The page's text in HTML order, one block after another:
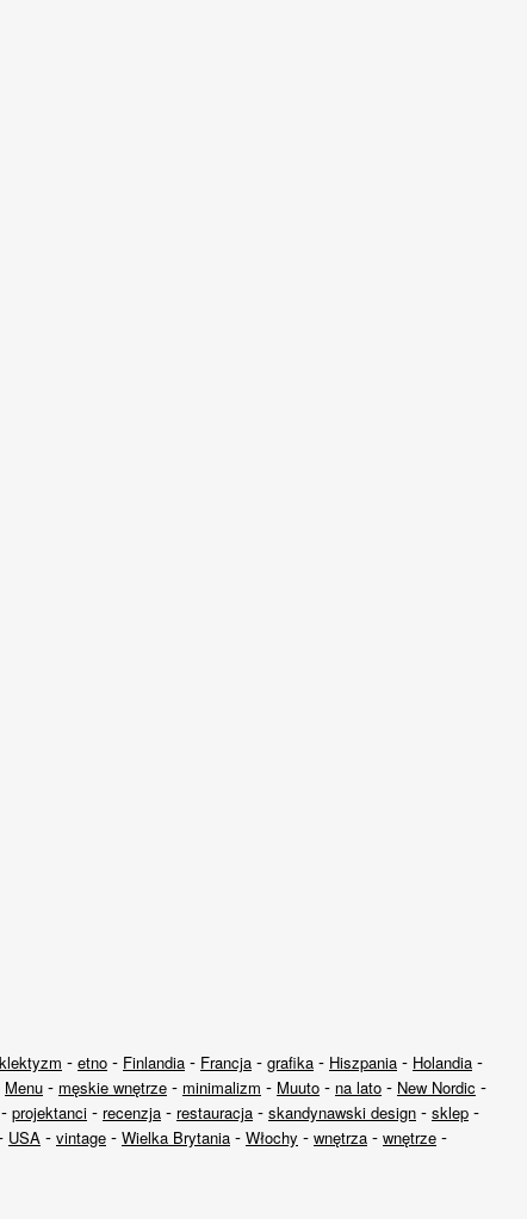
- etno - Finlandia - Francja - grafika - Hiszpania - Holandia -
Menu - męskie wnętrze - minimalizm - Muuto - na lato - New Nordic -
- projektanci - recenzja - restauracja - skandynawski design - sklep -
USA - vintage - Wielka Brytania - Włochy - wnętrza - wnętrze -